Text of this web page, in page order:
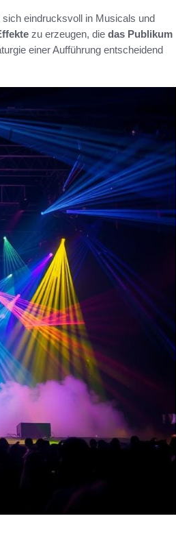
sich eindrucksvoll in Musicals und
zu erzeugen, die das Publikum
einer Aufführung entscheidend